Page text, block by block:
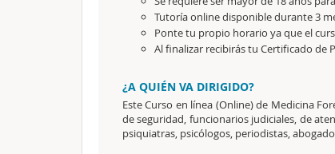
Tutoría online disponible durante 3
Ponte tu propio horario ya que el
Al finalizar recibirás tu Certificado de
¿A QUIÉN VA DIRIGIDO?
Este Curso en línea (Online) de Medicina
de seguridad, funcionarios judiciales, de
psiquiatras, psicólogos, periodistas,